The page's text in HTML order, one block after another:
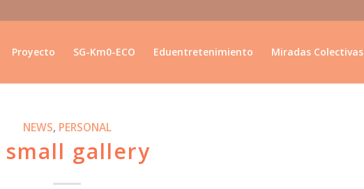
Proyecto SG-Km0-ECO Eduentretenimiento Miradas Colectivas
NEWS, PERSONAL
small gallery